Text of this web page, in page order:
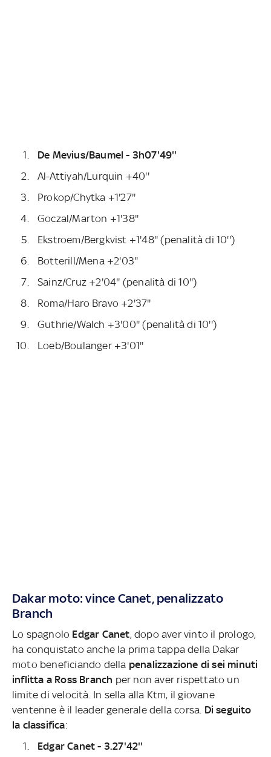
De Mevius/Baumel - 3h07'49''
Al-Attiyah/Lurquin +40''
Prokop/Chytka +1'27''
Goczal/Marton +1'38''
Ekstroem/Bergkvist +1'48'' (penalità di 10'')
Botterill/Mena +2'03''
Sainz/Cruz +2'04'' (penalità di 10'')
Roma/Haro Bravo +2'37''
Guthrie/Walch +3'00'' (penalità di 10'')
Loeb/Boulanger +3'01''
Dakar moto: vince Canet, penalizzato
Branch
Lo spagnolo Edgar Canet, dopo aver vinto il prologo,
ha conquistato anche la prima tappa della Dakar
moto beneficiando della penalizzazione di sei minuti
inflitta a Ross Branch per non aver rispettato un
limite di velocità. In sella alla Ktm, il giovane
ventenne è il leader generale della corsa. Di seguito
la classifica:
Edgar Canet - 3.27'42''